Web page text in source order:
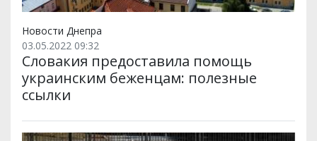
Новости Днепра
03.05.2022 09:32
Словакия предоставила помощь
украинским беженцам: полезные
ссылки